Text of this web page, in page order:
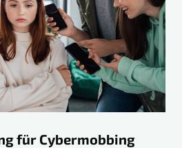
für Cybermobbing